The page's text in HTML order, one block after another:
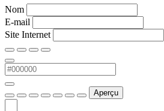
Nom
E-mail
Site Internet
Aperçu